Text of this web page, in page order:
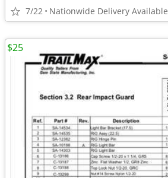
7/22 Nationwide Delivery Available
$25